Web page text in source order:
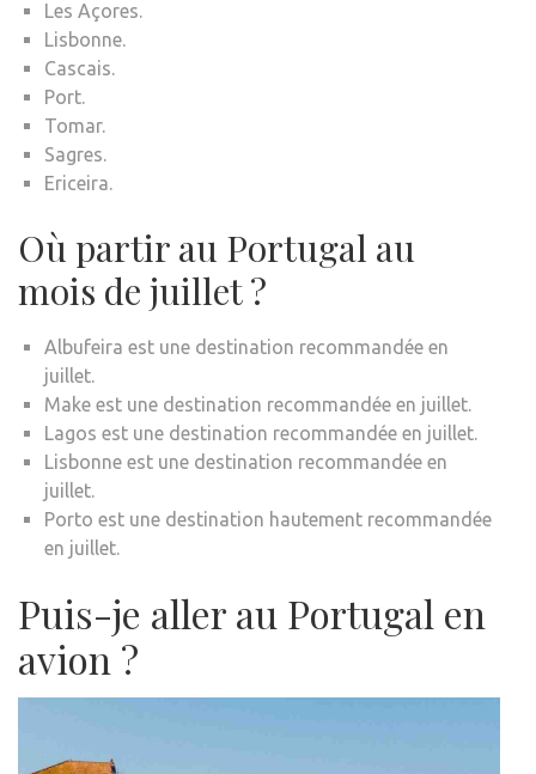
Les Açores.
Lisbonne.
Cascais.
Port.
Tomar.
Sagres.
Ericeira.
Où partir au Portugal au
mois de juillet ?
Albufeira est une destination recommandée en
juillet.
Make est une destination recommandée en juillet.
Lagos est une destination recommandée en juillet.
Lisbonne est une destination recommandée en
juillet.
Porto est une destination hautement recommandée
en juillet.
Puis-je aller au Portugal en
avion ?